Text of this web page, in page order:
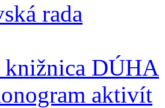
rada
knižnica DÚHA
aktivít